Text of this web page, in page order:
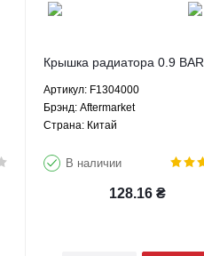
Крышка радиатора 0.9 BAR
Smily 1.3 МКПП - F1304000
Aftermarket
Артикул: F1304000
Брэнд: Aftermarket
Страна: Китай
В наличии
128.16₴